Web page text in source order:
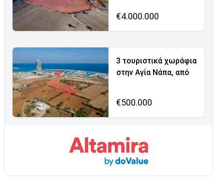
€4.000.000
3 τουριστικά χωράφια
στην Αγία Νάπα, από
€500.000